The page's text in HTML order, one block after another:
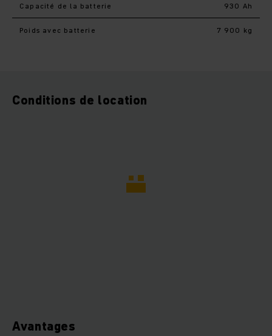
Capacité de la batterie 930 Ah
Poids avec batterie 7 900 kg
Conditions de location
Avantages